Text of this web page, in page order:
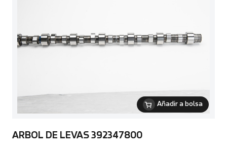
Añadir a bolsa
ARBOL DE LEVAS 392347800